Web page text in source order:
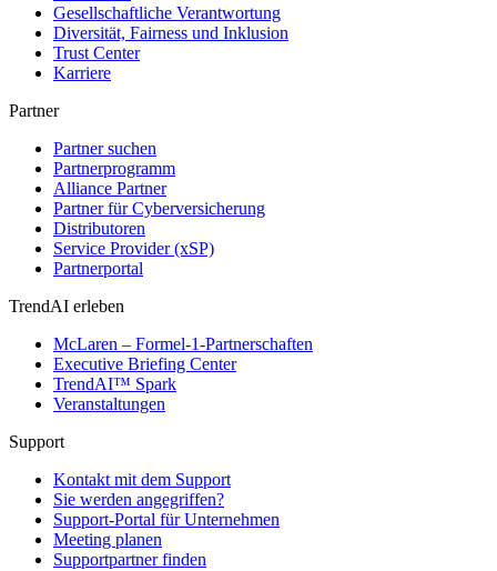
Gesellschaftliche Verantwortung
Diversität, Fairness und Inklusion
Trust Center
Karriere
Partner
Partner suchen
Partnerprogramm
Alliance Partner
Partner für Cyberversicherung
Distributoren
Service Provider (xSP)
Partnerportal
TrendAI erleben
McLaren – Formel-1-Partnerschaften
Executive Briefing Center
TrendAI™ Spark
Veranstaltungen
Support
Kontakt mit dem Support
Sie werden angegriffen?
Support-Portal für Unternehmen
Meeting planen
Supportpartner finden